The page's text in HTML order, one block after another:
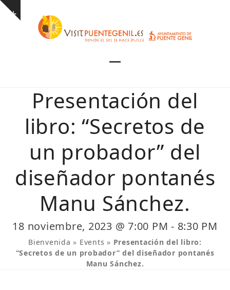
Skip
Show
mobile
menu
mobile
menu
Presentación del
libro: “Secretos de
un probador” del
diseñador pontanés
Manu Sánchez.
18 noviembre, 2023 @ 7:00 PM - 8:30 PM
Bienvenida » Events » Presentación del libro:
“Secretos de un probador” del diseñador pontanés
Manu Sánchez.